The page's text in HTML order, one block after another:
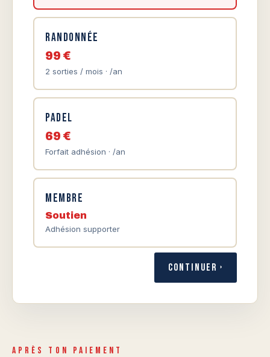
Randonnée
99 €
2 sorties / mois · /an
Padel
69 €
Forfait adhésion · /an
Membre
Soutien
Adhésion supporter
Continuer ›
APRÈS TON PAIEMENT